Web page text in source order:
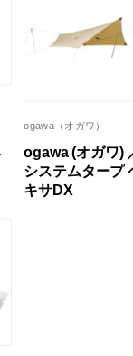
ogawa（オガワ）
ogawa (オガワ)
システムタープ
キサDX